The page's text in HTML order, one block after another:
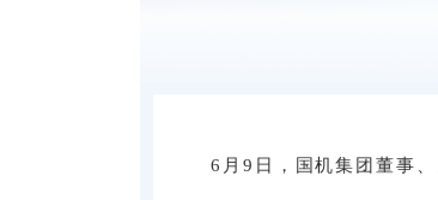
6月9日，国机集团董事